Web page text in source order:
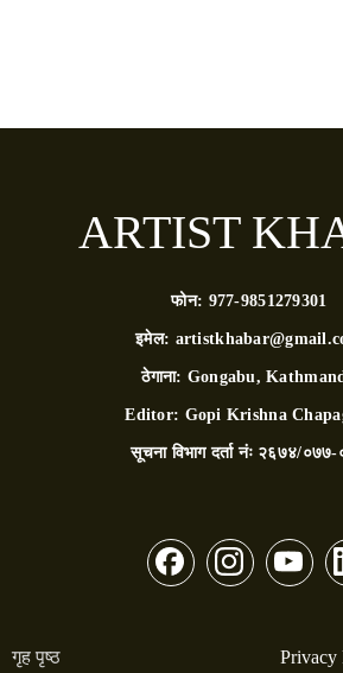
ARTIST
फोन: 977-9851279301
इमेल:
ठेगाना: Gongabu,
Editor: Gopi Krishna
सूचना विभाग दर्ता नंः २६७४/०७७-
गृह पृष्ठ
Privacy